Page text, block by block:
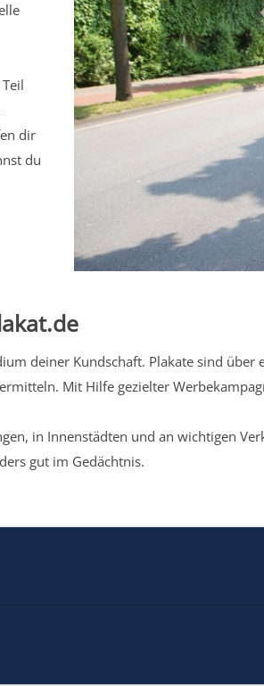
dir
du
deiner Kundschaft. Plakate sind
Mit Hilfe gezielter
in Innenstädten und an wichtigen
gut im Gedächtnis.